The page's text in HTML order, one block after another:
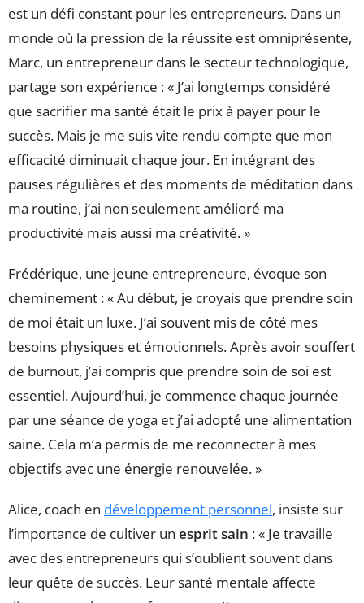
est un défi constant pour les entrepreneurs. Dans un
monde où la pression de la réussite est omniprésente,
Marc, un entrepreneur dans le secteur technologique,
partage son expérience : « J’ai longtemps considéré
que sacrifier ma santé était le prix à payer pour le
succès. Mais je me suis vite rendu compte que mon
efficacité diminuait chaque jour. En intégrant des
pauses régulières et des moments de méditation dans
ma routine, j’ai non seulement amélioré ma
productivité mais aussi ma créativité. »
Frédérique, une jeune entrepreneure, évoque son
cheminement : « Au début, je croyais que prendre soin
de moi était un luxe. J’ai souvent mis de côté mes
besoins physiques et émotionnels. Après avoir souffert
de burnout, j’ai compris que prendre soin de soi est
essentiel. Aujourd’hui, je commence chaque journée
par une séance de yoga et j’ai adopté une alimentation
saine. Cela m’a permis de me reconnecter à mes
objectifs avec une énergie renouvelée. »
Alice, coach en développement personnel, insiste sur
l’importance de cultiver un esprit sain : « Je travaille
avec des entrepreneurs qui s’oublient souvent dans
leur quête de succès. Leur santé mentale affecte